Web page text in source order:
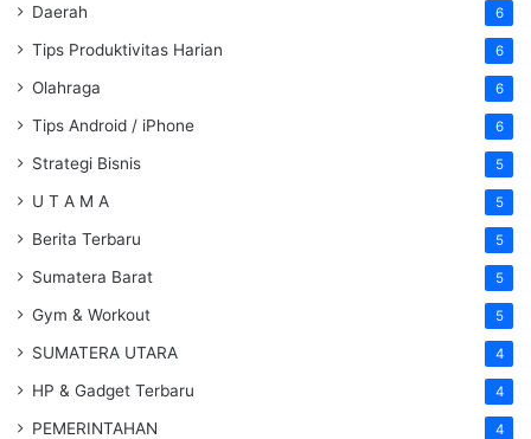
Daerah 6
Tips Produktivitas Harian 6
Olahraga 6
Tips Android / iPhone 6
Strategi Bisnis 5
U T A M A 5
Berita Terbaru 5
Sumatera Barat 5
Gym & Workout 5
SUMATERA UTARA 4
HP & Gadget Terbaru 4
PEMERINTAHAN 4